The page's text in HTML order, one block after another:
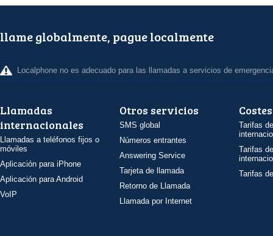
llame globalmente, pague localmente
Localphone no es adecuado para las llamadas a servicios de
Llamadas
internacionales
Llamadas a teléfonos fijos o
móviles
Aplicación para iPhone
Aplicación para Android
VoIP
Otros servicios
SMS global
Números entrantes
Answering Service
Tarjeta de llamada
Retorno de Llamada
Llamada por Internet
Costes
Tarifas
Tarifas
Tarifas